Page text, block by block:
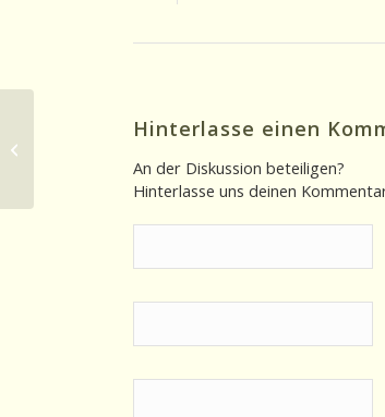
Hinterlasse einen
An der Diskussion beteiligen?
Hinterlasse uns deinen
Literatur 31.03.2025: Alissa
Ganijewa: Eine Liebe im Kaukasus